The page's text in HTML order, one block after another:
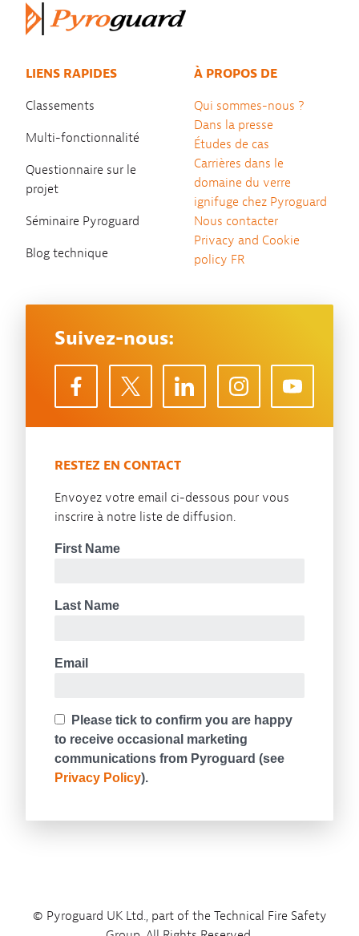
LIENS RAPIDES
Classements
Multi-fonctionnalité
Questionnaire sur le
projet
Séminaire Pyroguard
Blog technique
À PROPOS DE
Qui sommes-nous ?
Dans la presse
Études de cas
Carrières dans le
domaine du verre
ignifuge chez Pyroguard
Nous contacter
Privacy and Cookie
policy FR
Suivez-nous:
RESTEZ EN CONTACT
Envoyez votre email ci-dessous pour vous
inscrire à notre liste de diffusion.
© Pyroguard UK Ltd., part of the Technical Fire Safety